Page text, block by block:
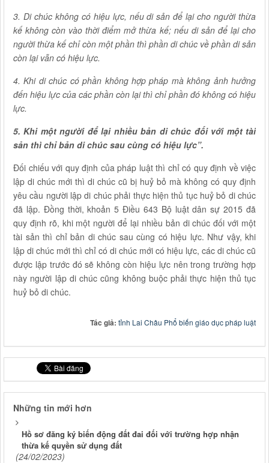
3. Di chúc không có hiệu lực, nếu di sản để lại cho người thừa
kế không còn vào thời điểm mở thừa kế; nếu di sản để lại cho
người thừa kế chỉ còn một phần thì phần di chúc về phần di sản
còn lại vẫn có hiệu lực.
4. Khi di chúc có phần không hợp pháp mà không ảnh hưởng
đến hiệu lực của các phần còn lại thì chỉ phần đó không có hiệu
lực.
5. Khi một người để lại nhiều bản di chúc đối với một tài
sản thì chỉ bản di chúc sau cùng có hiệu lực”.
Đối chiếu với quy định của pháp luật thì chỉ có quy định về việc
lập di chúc mới thì di chúc cũ bị huỷ bỏ mà không có quy định
yêu cầu người lập di chúc phải thực hiện thủ tục huỷ bỏ di chúc
đã lập. Đồng thời, khoản 5 Điều 643 Bộ luật dân sự 2015 đã
quy định rõ, khi một người để lại nhiều bản di chúc đối với một
tài sản thì chỉ bản di chúc sau cùng có hiệu lực. Như vậy, khi
lập di chúc mới thì chỉ có di chúc mới có hiệu lực, các di chúc cũ
được lập trước đó sẽ không còn hiệu lực nên trong trường hợp
này người lập di chúc cũng không buộc phải thực hiện thủ tục
huỷ bỏ di chúc.
Tác giả: tỉnh Lai Châu Phổ biến giáo dục pháp luật
Những tin mới hơn
Hồ sơ đăng ký biến động đất đai đối với trường hợp nhận
thừa kế quyền sử dụng đất
(24/02/2023)